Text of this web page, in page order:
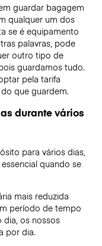
guardar bagagem
qualquer um dos
se é equipamento
palavras, pode
outro tipo de
guardamos tudo.
pela tarifa
que guardem.
durante vários
para vários dias,
quando se
mais reduzida
período de tempo
dia, os nossos
por dia.